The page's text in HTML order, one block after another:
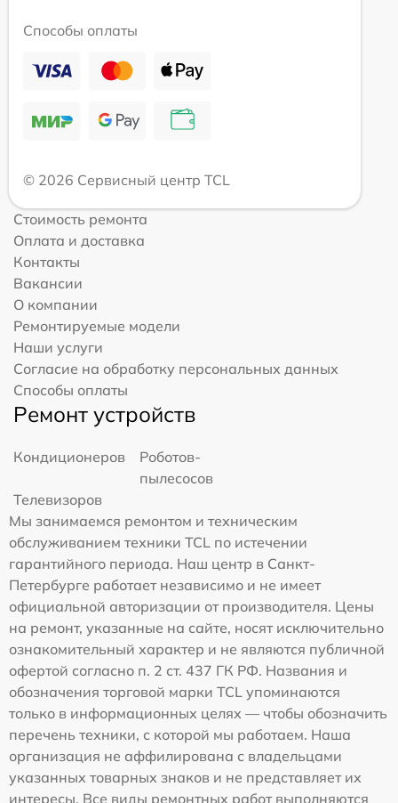
Способы оплаты
© 2026 Сервисный центр TCL
Стоимость ремонта
Оплата и доставка
Контакты
Вакансии
О компании
Ремонтируемые модели
Наши услуги
Согласие на обработку персональных данных
Способы оплаты
Ремонт устройств
Кондиционеров
Роботов-
пылесосов
Телевизоров
Мы занимаемся ремонтом и техническим
обслуживанием техники TCL по истечении
гарантийного периода. Наш центр в Санкт-
Петербурге работает независимо и не имеет
официальной авторизации от производителя. Цены
на ремонт, указанные на сайте, носят исключительно
ознакомительный характер и не являются публичной
офертой согласно п. 2 ст. 437 ГК РФ. Названия и
обозначения торговой марки TCL упоминаются
только в информационных целях — чтобы обозначить
перечень техники, с которой мы работаем. Наша
организация не аффилирована с владельцами
указанных товарных знаков и не представляет их
интересы. Все виды ремонтных работ выполняются